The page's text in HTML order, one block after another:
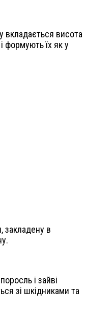
вкладається висота
формують їх як у
закладену в
і зайві
зі шкідниками та